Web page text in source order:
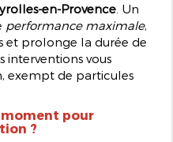
en-Provence . Un
performance maximale,
et prolonge la durée de
interventions vous
exempt de particules
pour
?